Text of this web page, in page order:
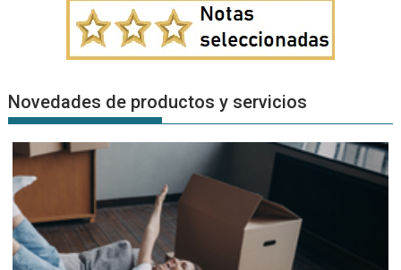
Novedades de productos y servicios